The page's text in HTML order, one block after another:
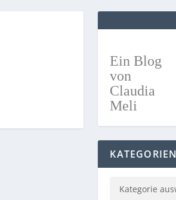
Ein Blog
von
Claudia
Meli
KATEGORIEN